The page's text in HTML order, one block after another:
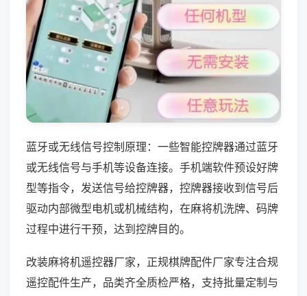
蓝牙或无线信号控制原理：一些智能控牌器通过蓝牙
或无线信号与手机等设备连接。手机端软件预设好牌
型等指令，发送信号给控牌器，控牌器接收到信号后
驱动内部微型电机或机械结构，在麻将机洗牌、码牌
过程中进行干预，达到控牌目的。
改装麻将机遥控器厂家，正规棋牌配件厂家专注合规
遥控配件生产，品类齐全质检严格，支持批量定制与